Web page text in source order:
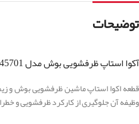
توضیحات
آکوا استاپ ظرفشویی بوش مدل 00645701
قطعه اکوا استاپ ماشین ظرفشویی بوش و
وظیفه آن جلوگیری از کارکرد ظرفشویی و